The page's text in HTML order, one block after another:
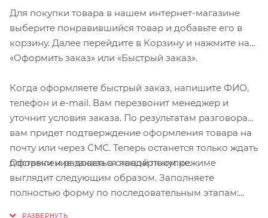
Для покупки товара в нашем интернет-магазине
выберите понравившийся товар и добавьте его в
корзину. Далее перейдите в Корзину и нажмите на
«Оформить заказ» или «Быстрый заказ».
Когда оформляете быстрый заказ, напишите ФИО,
телефон и e-mail. Вам перезвонит менеджер и
уточнит условия заказа. По результатам разговора
вам придет подтверждение оформления товара на
почту или через СМС. Теперь останется только ждать
доставки и радоваться новой покупке.
Оформление заказа в стандартном режиме
выглядит следующим образом. Заполняете
полностью форму по последовательным этапам: